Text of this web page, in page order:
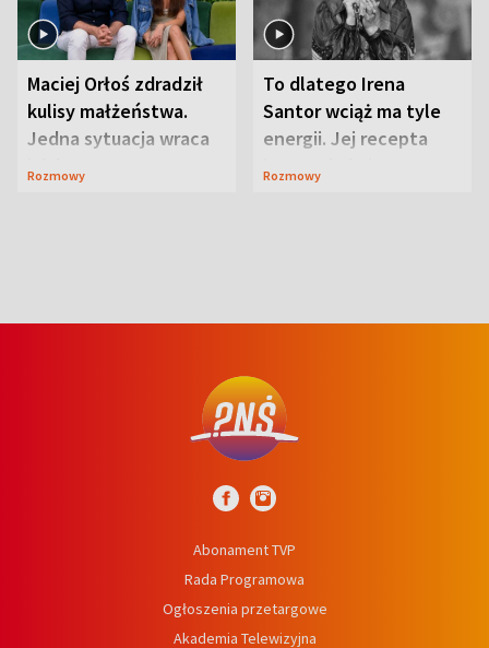
Maciej Orłoś zdradził
kulisy małżeństwa.
Jedna sytuacja wraca
jak bumerang
Rozmowy
To dlatego Irena
Santor wciąż ma tyle
energii. Jej recepta
jest zaskakująco
Rozmowy
Abonament TVP
Rada Programowa
Ogłoszenia przetargowe
Akademia Telewizyjna